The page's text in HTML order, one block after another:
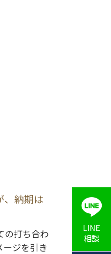
LINE
相談
、納期は
の打ち合わ
ジを引き